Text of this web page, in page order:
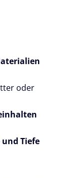
oder
Tiefe